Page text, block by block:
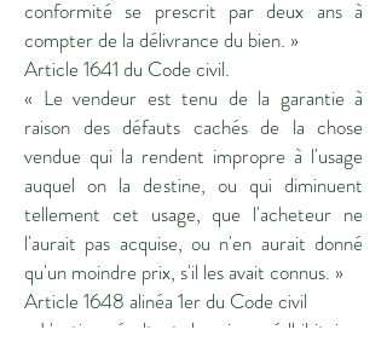
conformité se prescrit par deux ans à
compter de la délivrance du bien. »
Article 1641 du Code civil.
« Le vendeur est tenu de la garantie à
raison des défauts cachés de la chose
vendue qui la rendent impropre à l'usage
auquel on la destine, ou qui diminuent
tellement cet usage, que l'acheteur ne
l'aurait pas acquise, ou n'en aurait donné
qu'un moindre prix, s'il les avait connus. »
Article 1648 alinéa 1er du Code civil
« L'action résultant des vices rédhibitoires